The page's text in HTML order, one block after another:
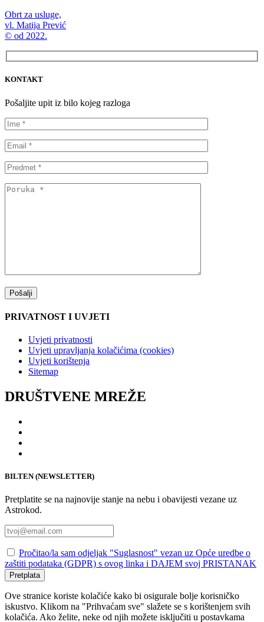
Obrt za usluge,
vl. Matija Prević
© od 2022.
KONTAKT
Pošaljite upit iz bilo kojeg razloga
PRIVATNOST I UVJETI
Uvjeti privatnosti
Uvjeti upravljanja kolačićima (cookies)
Uvjeti korištenja
Sitemap
DRUŠTVENE MREŽE
BILTEN (NEWSLETTER)
Pretplatite se na najnovije stanje na nebu i obavijesti vezane uz
Astrokod.
Pročitao/la sam odjeljak "Suglasnost" vezan uz Opće uredbe o
zaštiti podataka (GDPR) s ovog linka i DAJEM svoj PRISTANAK
Pretplata
Ove stranice koriste kolačiće kako bi osigurale bolje korisničko
iskustvo. Klikom na "Prihvaćam sve" slažete se s korištenjem svih
kolačića. Ako želite, neke od njih možete isključiti u postavkama